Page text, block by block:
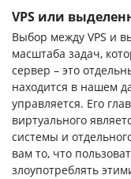
VPS или
Выбор между VPS и
масштаба задач,
сервер – это
находится в нашем
управляется. Его
виртуального
системы и
вам то, что
злоупотреблять